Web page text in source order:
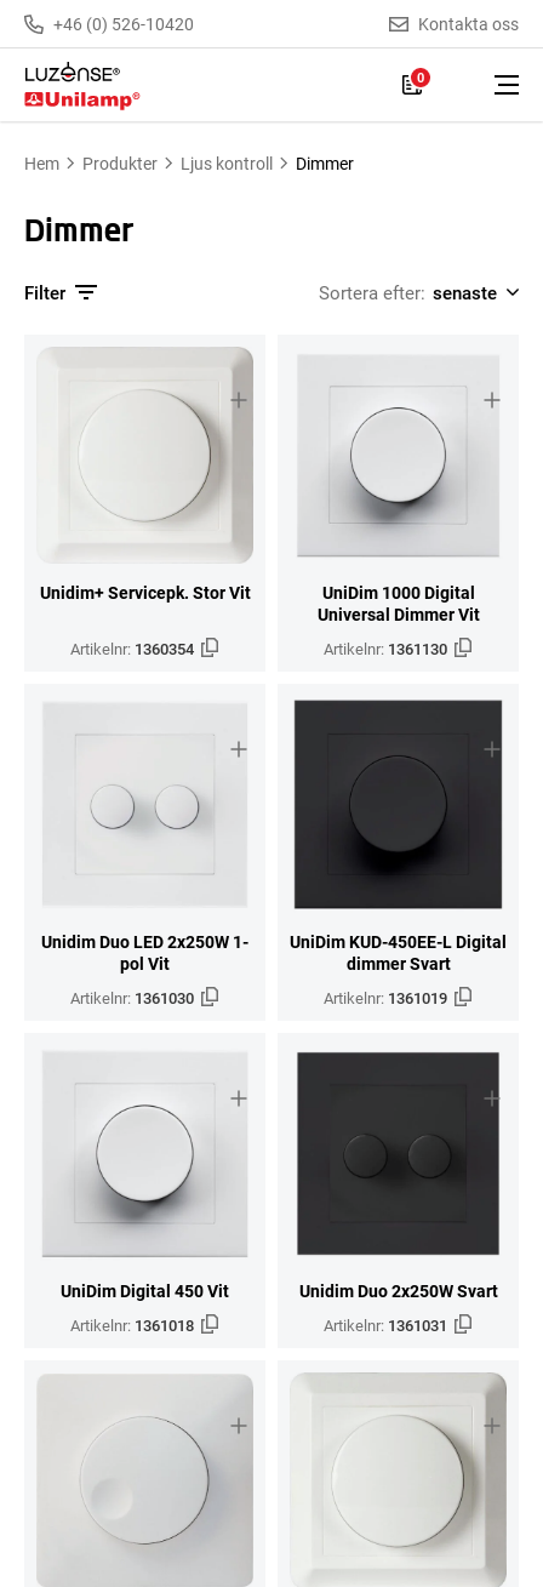
+46 (0) 526-10420 Kontakta oss
0
Hem Produkter Ljus kontroll Dimmer
Dimmer
Filter Sortera efter:
Unidim+ Servicepk. Stor Vit
Artikelnr: 1360354
UniDim 1000 Digital
Universal Dimmer Vit
Artikelnr: 1361130
Unidim Duo LED 2x250W 1-
pol Vit
Artikelnr: 1361030
UniDim KUD-450EE-L Digital
dimmer Svart
Artikelnr: 1361019
UniDim Digital 450 Vit
Artikelnr: 1361018
Unidim Duo 2x250W Svart
Artikelnr: 1361031